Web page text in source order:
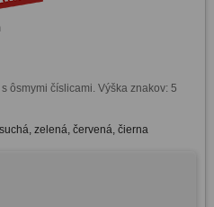
ôsmymi číslicami. Výška znakov: 5
zelená, červená, čierna